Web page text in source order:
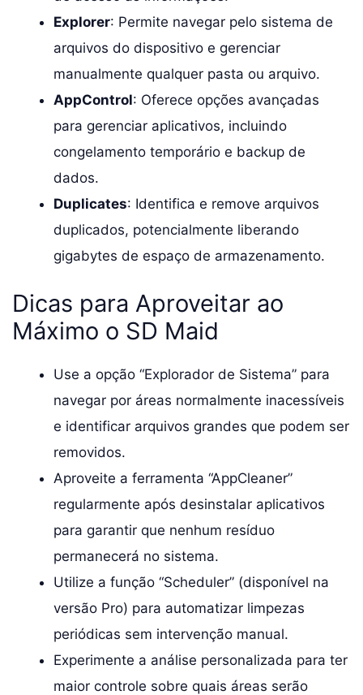
Explorer: Permite navegar pelo sistema de
arquivos do dispositivo e gerenciar
manualmente qualquer pasta ou arquivo.
AppControl: Oferece opções avançadas
para gerenciar aplicativos, incluindo
congelamento temporário e backup de
dados.
Duplicates: Identifica e remove arquivos
duplicados, potencialmente liberando
gigabytes de espaço de armazenamento.
Dicas para Aproveitar ao
Máximo o SD Maid
Use a opção “Explorador de Sistema” para
navegar por áreas normalmente inacessíveis
e identificar arquivos grandes que podem ser
removidos.
Aproveite a ferramenta “AppCleaner”
regularmente após desinstalar aplicativos
para garantir que nenhum resíduo
permanecerá no sistema.
Utilize a função “Scheduler” (disponível na
versão Pro) para automatizar limpezas
periódicas sem intervenção manual.
Experimente a análise personalizada para ter
maior controle sobre quais áreas serão